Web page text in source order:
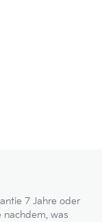
7 Jahre oder
nachdem, was